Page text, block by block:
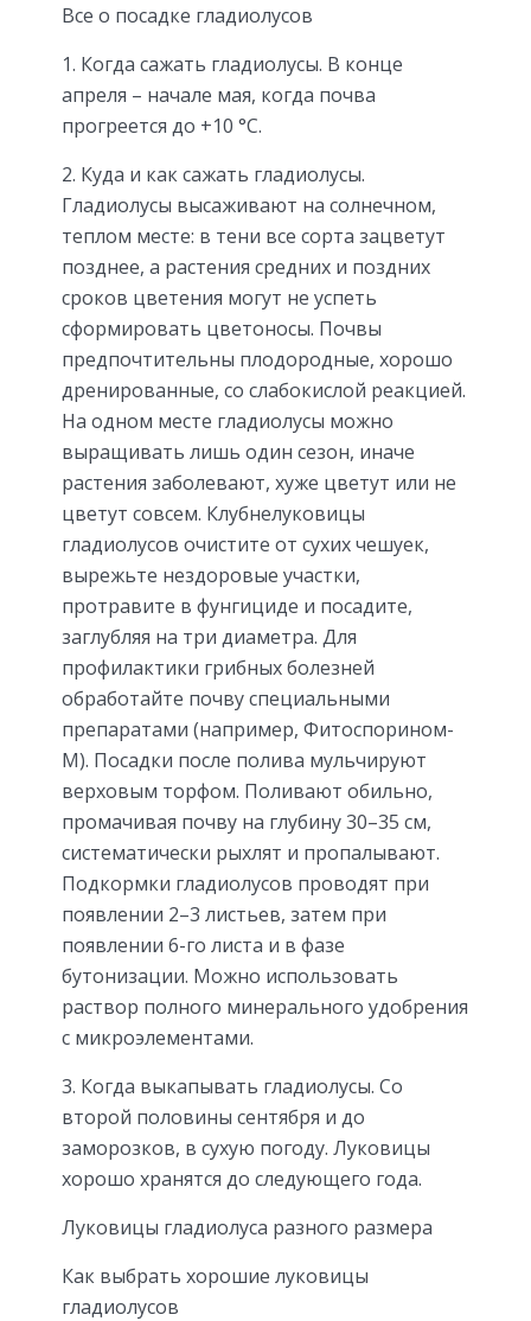
Все о посадке гладиолусов
1. Когда сажать гладиолусы. В конце
апреля – начале мая, когда почва
прогреется до +10 °С.
2. Куда и как сажать гладиолусы.
Гладиолусы высаживают на солнечном,
теплом месте: в тени все сорта зацветут
позднее, а растения средних и поздних
сроков цветения могут не успеть
сформировать цветоносы. Почвы
предпочтительны плодородные, хорошо
дренированные, со слабокислой реакцией.
На одном месте гладиолусы можно
выращивать лишь один сезон, иначе
растения заболевают, хуже цветут или не
цветут совсем. Клубнелуковицы
гладиолусов очистите от сухих чешуек,
вырежьте нездоровые участки,
протравите в фунгициде и посадите,
заглубляя на три диаметра. Для
профилактики грибных болезней
обработайте почву специальными
препаратами (например, Фитоспорином-
М). Посадки после полива мульчируют
верховым торфом. Поливают обильно,
промачивая почву на глубину 30–35 см,
систематически рыхлят и пропалывают.
Подкормки гладиолусов проводят при
появлении 2–3 листьев, затем при
появлении 6-го листа и в фазе
бутонизации. Можно использовать
раствор полного минерального удобрения
с микроэлементами.
3. Когда выкапывать гладиолусы. Со
второй половины сентября и до
заморозков, в сухую погоду. Луковицы
хорошо хранятся до следующего года.
Луковицы гладиолуса разного размера
Как выбрать хорошие луковицы
гладиолусов